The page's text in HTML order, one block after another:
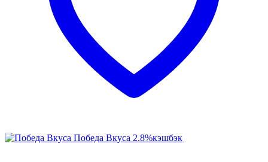
Победа Вкуса 2.8%кэшбэк